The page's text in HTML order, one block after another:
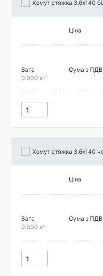
Хомут стяжка 3.6х140
Ціна
Вага
0.000 кг
Сума з ПДВ
Хомут стяжка 3.6х140
Ціна
Вага
0.000 кг
Сума з ПДВ